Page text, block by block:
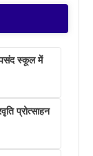
स्कूल में
प्रोत्साहन